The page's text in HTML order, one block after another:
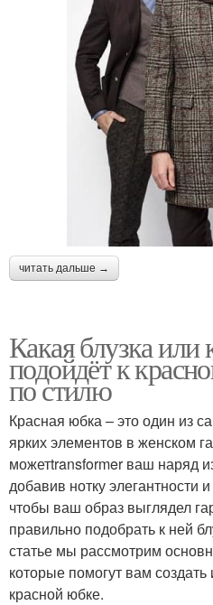
читать дальше →
Какая блузка или
подойдёт к
по стилю
Красная юбка – это один из
ярких элементов в женском
можетtransformer ваш наряд
добавив нотку элегантности
чтобы ваш образ выглядел
правильно подобрать к ней
статье мы рассмотрим
которые помогут вам
красной юбке.